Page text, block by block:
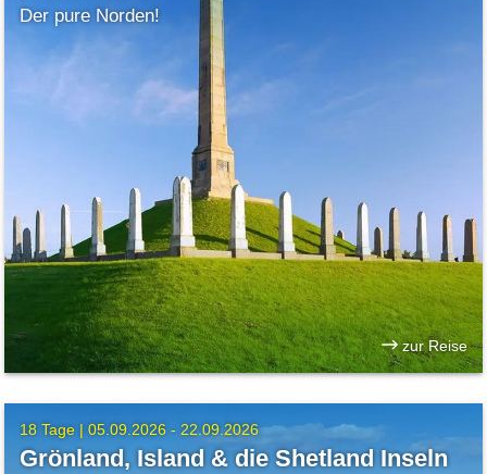
Der pure Norden!
zur Reise
18 Tage |05.09.2026 - 22.09.2026
Grönland, Island & die Shetland Inseln